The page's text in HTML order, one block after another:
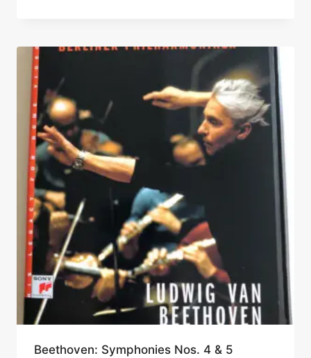
Beethoven: Symphonies Nos. 4 & 5